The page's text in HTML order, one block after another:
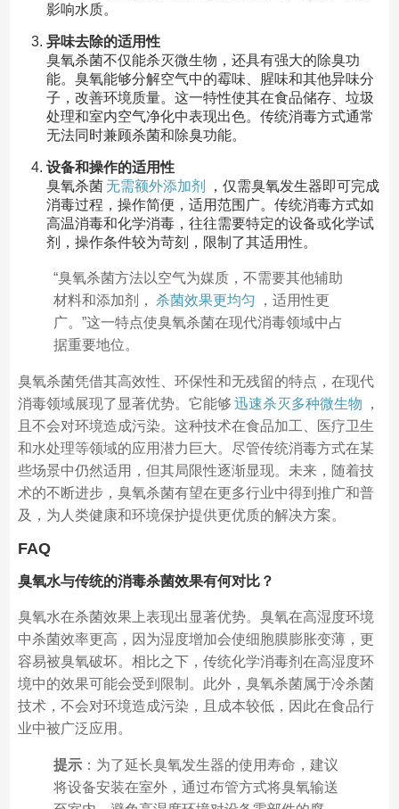
影响水质。
异味去除的适用性
臭氧杀菌不仅能杀灭微生物，还具有强大的除臭功
能。臭氧能够分解空气中的霉味、腥味和其他异味分
子，改善环境质量。这一特性使其在食品储存、垃圾
处理和室内空气净化中表现出色。传统消毒方式通常
无法同时兼顾杀菌和除臭功能。
设备和操作的适用性
臭氧杀菌无需额外添加剂
，仅需臭氧发生器即可完成
消毒过程，操作简便，适用范围广。传统消毒方式如
高温消毒和化学消毒，往往需要特定的设备或化学试
剂，操作条件较为苛刻，限制了其适用性。
“臭氧杀菌方法以空气为媒质，不需要其他辅助
材料和添加剂，
杀菌效果更均匀
，适用性更
广。”这一特点使臭氧杀菌在现代消毒领域中占
据重要地位。
臭氧杀菌凭借其高效性、环保性和无残留的特点，在现代
消毒领域展现了显著优势。它能够 迅速杀灭多种微生物
，
且不会对环境造成污染。这种技术在食品加工、医疗卫生
和水处理等领域的应用潜力巨大。尽管传统消毒方式在某
些场景中仍然适用，但其局限性逐渐显现。未来，随着技
术的不断进步，臭氧杀菌有望在更多行业中得到推广和普
及，为人类健康和环境保护提供更优质的解决方案。
FAQ
臭氧水与传统的消毒杀菌效果有何对比？
臭氧水在杀菌效果上表现出显著优势。臭氧在高湿度环境
中杀菌效率更高，因为湿度增加会使细胞膜膨胀变薄，更
容易被臭氧破坏。相比之下，传统化学消毒剂在高湿度环
境中的效果可能会受到限制。此外，臭氧杀菌属于冷杀菌
技术，不会对环境造成污染，且成本较低，因此在食品行
业中被广泛应用。
提示：为了延长臭氧发生器的使用寿命，建议
将设备安装在室外，通过布管方式将臭氧输送